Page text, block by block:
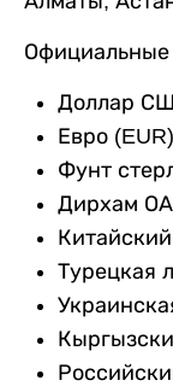
Официальные
Доллар
Евро
Фунт
Дирхам
Турецкая